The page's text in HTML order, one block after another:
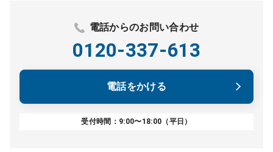
電話からのお問い合わせ
0120-337-613
電話をかける
受付時間：9:00〜18:00（平日）